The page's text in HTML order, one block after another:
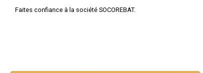
Faites confiance à la société SOCOREBAT.